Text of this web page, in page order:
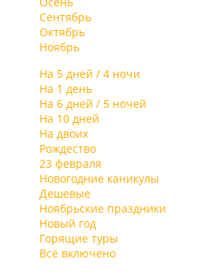
Сентябрь
Октябрь
Ноябрь
На 5 дней / 4 ночи
На 1 день
На 6 дней / 5 ночей
На 10 дней
На двоих
Рождество
23 февраля
Новогодние каникулы
Дешевые
Ноябрьские праздники
Новый год
Горящие туры
Всё включено